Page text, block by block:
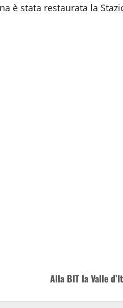
è stata restaurata la
Alla BIT la Valle